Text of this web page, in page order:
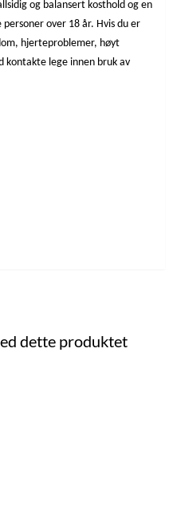
og balansert kosthold og en
over 18 år. Hvis du er
hjerteproblemer, høyt
kontakte lege innen bruk av
dette produktet